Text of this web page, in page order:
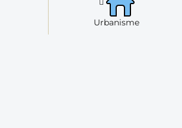
Urbanisme